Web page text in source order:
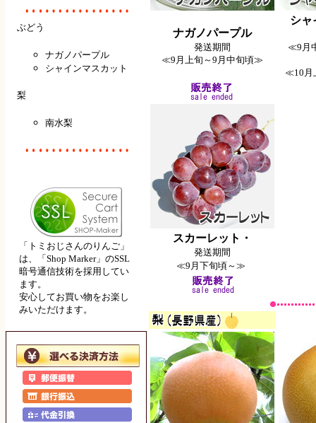
ぶどう
ナガノパープル
シャインマスカット
梨
南水梨
「トミおじさんのりんご」
は、「Shop Marker」のSSL
暗号通信技術を採用してい
ます。
安心してお買い物をお楽し
みいただけます。
ナガノパープル
発送期間
≪9月上旬～9月中旬頃≫
シャ
≪9月
≪10月
スカーレット・
発送期間
≪9月下旬頃～≫